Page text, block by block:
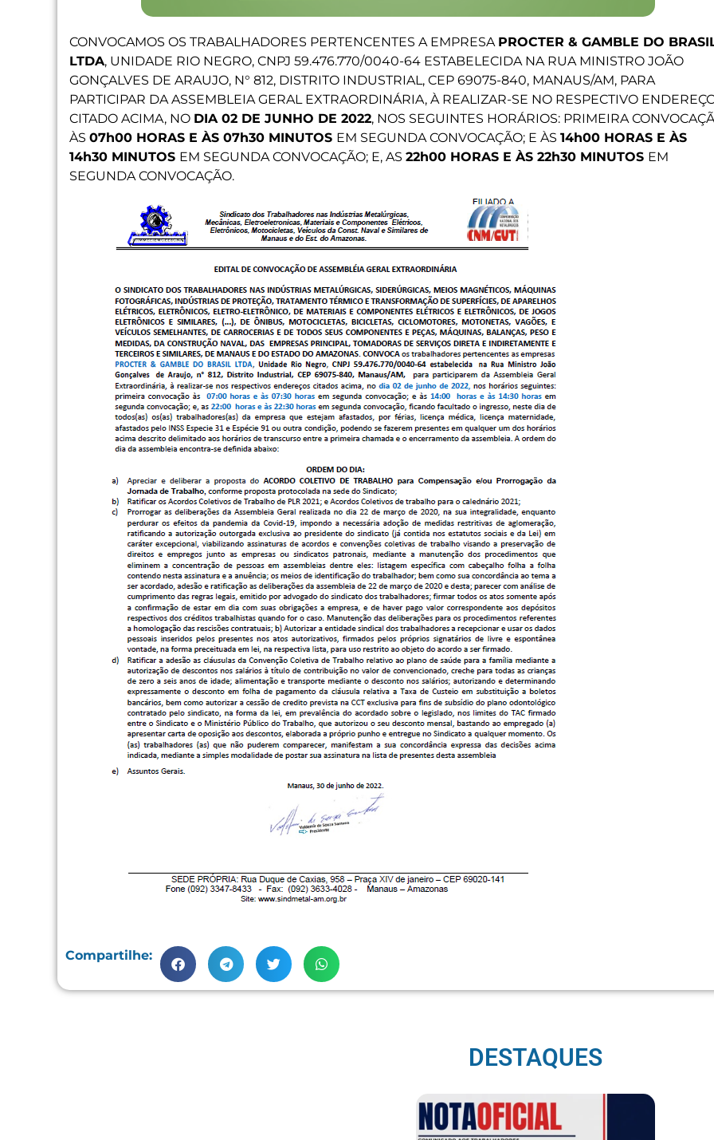
CONVOCAMOS OS TRABALHADORES PERTENCENTES A EMPRESA PROCTER & GAMBLE DO
LTDA, UNIDADE RIO NEGRO, CNPJ 59.476.770/0040-64 ESTABELECIDA NA RUA MINISTRO JOÃO
GONÇALVES DE ARAUJO, N° 812, DISTRITO INDUSTRIAL, CEP 69075-840, MANAUS/AM, PARA
PARTICIPAR DA ASSEMBLEIA GERAL EXTRAORDINÁRIA, À REALIZAR-SE NO RESPECTIVO
CITADO ACIMA, NO DIA 02 DE JUNHO DE 2022, NOS SEGUINTES HORÁRIOS: PRIMEIRA
ÀS 07h00 HORAS E ÀS 07h30 MINUTOS EM SEGUNDA CONVOCAÇÃO; E ÀS 14h00 HORAS E ÀS
14h30 MINUTOS EM SEGUNDA CONVOCAÇÃO; E, AS 22h00 HORAS E ÀS 22h30 MINUTOS EM
SEGUNDA CONVOCAÇÃO.
Compartilhe:
DESTAQUES